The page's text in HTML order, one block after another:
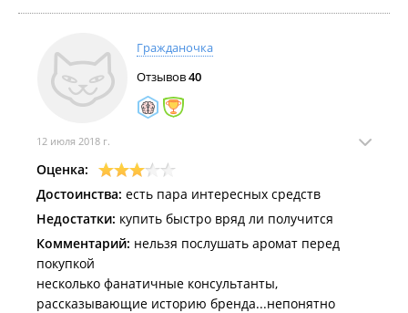
Гражданочка
Отзывов40
12 июля 2018 г.
Оценка:
Достоинства: есть пара интересных средств
Недостатки: купить быстро вряд ли получится
Комментарий: нельзя послушать аромат перед
покупкой
несколько фанатичные консультанты,
рассказывающие историю бренда...непонятно